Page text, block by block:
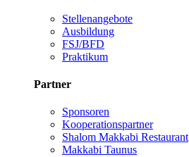
Stellenangebote
Ausbildung
FSJ/BFD
Praktikum
Partner
Sponsoren
Kooperationspartner
Shalom Makkabi Restaurant
Makkabi Taunus